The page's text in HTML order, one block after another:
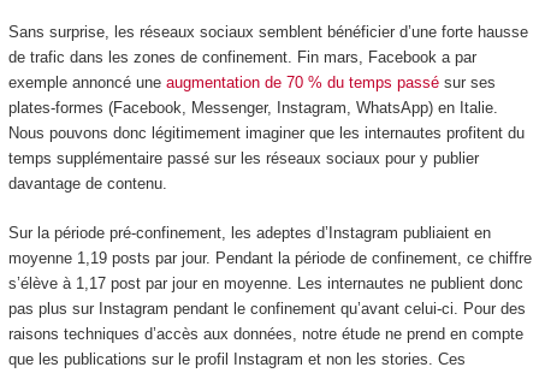
Sans surprise, les réseaux sociaux semblent bénéficier d’une forte hausse
de trafic dans les zones de confinement. Fin mars, Facebook a par
exemple annoncé une augmentation de 70 % du temps passésur ses
plates-formes (Facebook, Messenger, Instagram, WhatsApp) en Italie.
Nous pouvons donc légitimement imaginer que les internautes profitent du
temps supplémentaire passé sur les réseaux sociaux pour y publier
davantage de contenu.
Sur la période pré-confinement, les adeptes d’Instagram publiaient en
moyenne 1,19 posts par jour. Pendant la période de confinement, ce chiffre
s’élève à 1,17 post par jour en moyenne. Les internautes ne publient donc
pas plus sur Instagram pendant le confinement qu’avant celui-ci. Pour des
raisons techniques d’accès aux données, notre étude ne prend en compte
que les publications sur le profil Instagram et non les stories. Ces